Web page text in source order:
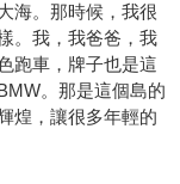
海。那時候，我很
。我，我爸爸，我
跑車，牌子也是這
。那是這個島的
煌，讓很多年輕的